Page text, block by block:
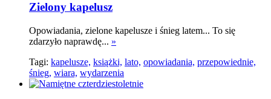
Zielony kapelusz
Opowiadania, zielone kapelusze i śnieg latem... To się
zdarzyło naprawdę... »
Tagi: kapelusze, książki, lato, opowiadania, przepowiednie,
śnieg, wiara, wydarzenia